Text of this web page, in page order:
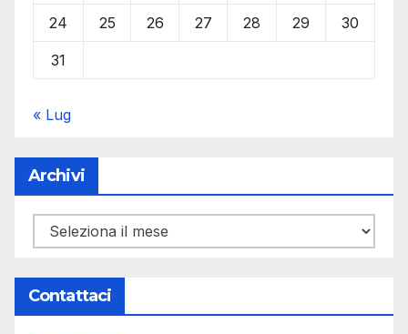
24 25 26 27 28 29 30
31
« Lug
Archivi
Archivi
Contattaci